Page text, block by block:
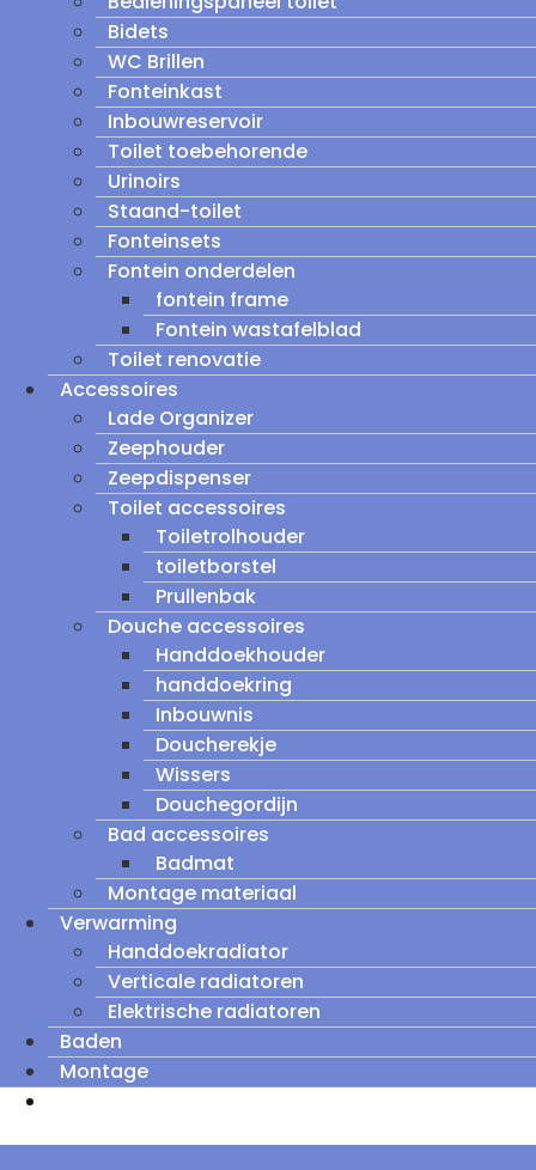
Bidets
WC Brillen
Fonteinkast
Inbouwreservoir
Toilet toebehorende
Urinoirs
Staand-toilet
Fonteinsets
Fontein onderdelen
fontein frame
Fontein wastafelblad
Toilet renovatie
Accessoires
Lade Organizer
Zeephouder
Zeepdispenser
Toilet accessoires
Toiletrolhouder
toiletborstel
Prullenbak
Douche accessoires
Handdoekhouder
handdoekring
Inbouwnis
Doucherekje
Wissers
Douchegordijn
Bad accessoires
Badmat
Montage materiaal
Verwarming
Handdoekradiator
Verticale radiatoren
Elektrische radiatoren
Baden
Montage